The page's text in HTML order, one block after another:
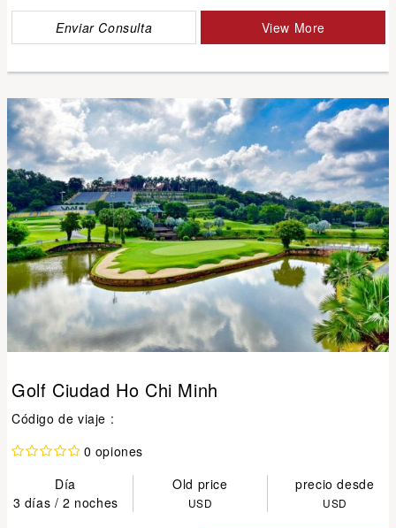
Enviar Consulta View More
Golf Ciudad Ho Chi Minh
Código de viaje :
0 opiones
Día
Old price
precio desde
3 días / 2 noches
USD USD